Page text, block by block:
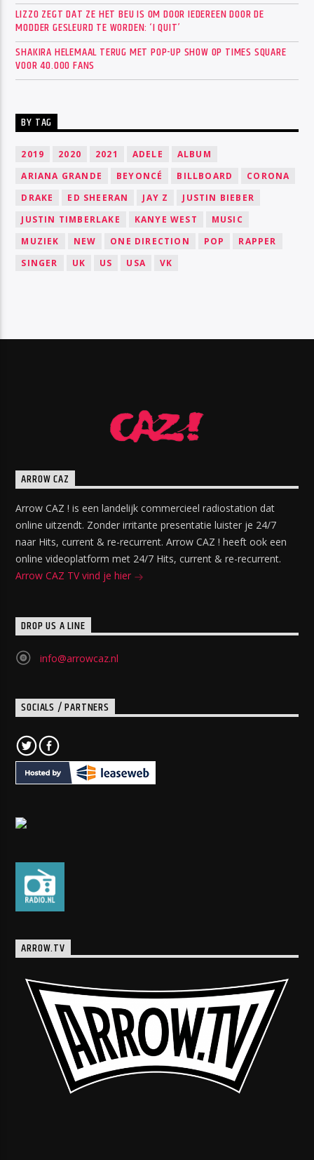
LIZZO ZEGT DAT ZE HET BEU IS OM DOOR IEDEREEN DOOR DE
MODDER GESLEURD TE WORDEN: ‘I QUIT’
SHAKIRA HELEMAAL TERUG MET POP-UP SHOW OP TIMES SQUARE
VOOR 40.000 FANS
BY TAG
2019 2020 2021 ADELE
ALBUM
ARIANA GRANDE
BEYONCÉ BILLBOARD
CORONA
DRAKE
ED SHEERAN JAY Z
JUSTIN BIEBER
JUSTIN TIMBERLAKE
KANYE WEST
MUSIC
MUZIEK
NEW ONE DIRECTION POP
RAPPER
SINGER
UK US USA VK
ARROW CAZ
Arrow CAZ ! is een landelijk commercieel radiostation dat
online uitzendt. Zonder irritante presentatie luister je 24/7
naar Hits, current & re-recurrent. Arrow CAZ ! heeft ook een
online videoplatform met 24/7 Hits, current & re-recurrent.
Arrow CAZ TV vind je hier
DROP US A LINE
info@arrowcaz.nl
SOCIALS / PARTNERS
ARROW.TV